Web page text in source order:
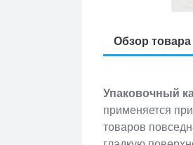
Обзор товара
Упаковочный
применяется
товаров